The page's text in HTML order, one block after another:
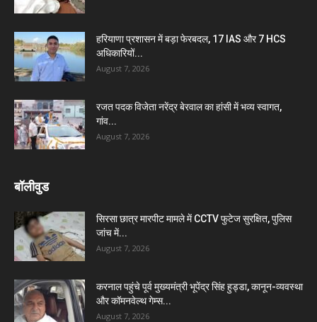
हरियाणा प्रशासन में बड़ा फेरबदल, 17 IAS और 7 HCS
अधिकारियों...
August 7, 2026
रजत पदक विजेता नरेंद्र बेरवाल का हांसी में भव्य स्वागत,
गांव...
August 7, 2026
बॉलीवुड
सिरसा छात्र मारपीट मामले में CCTV फुटेज सुरक्षित, पुलिस
जांच में...
August 7, 2026
करनाल पहुंचे पूर्व मुख्यमंत्री भूपेंद्र सिंह हुड्डा, कानून-व्यवस्था
और कॉमनवेल्थ गेम्स...
August 7, 2026